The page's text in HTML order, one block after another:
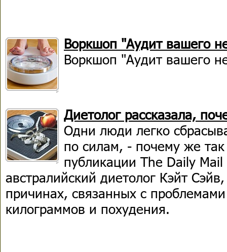
Воркшоп "Аудит вашего
Воркшоп "Аудит вашего
Диетолог рассказала,
Одни люди легко
по силам, - почему же
публикации The Daily
австралийский диетолог Кэйт
причинах, связанных с
килограммов и похудения.